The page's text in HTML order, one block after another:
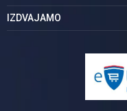
Karijera | postani deo tima
Politika privatnosti
Kako kupiti
IZDVAJAMO
Pločice za kupatilo